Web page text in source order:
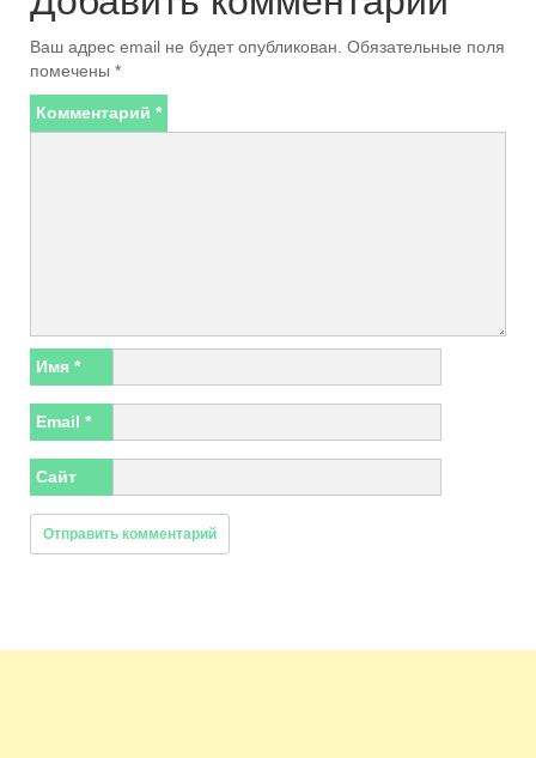
Ваш адрес email не будет опубликован. Обязательные поля
помечены *
Комментарий *
Имя *
Email *
Сайт